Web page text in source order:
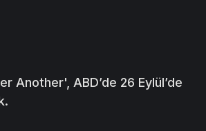
Another', ABD’de 26 Eylül’de